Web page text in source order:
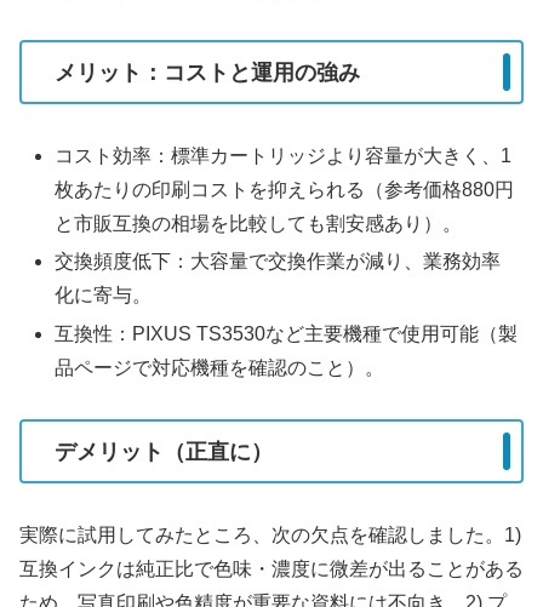
メリット：コストと運用の強み
コスト効率：標準カートリッジより容量が大きく、1
枚あたりの印刷コストを抑えられる（参考価格880円
と市販互換の相場を比較しても割安感あり）。
交換頻度低下：大容量で交換作業が減り、業務効率
化に寄与。
互換性：PIXUS TS3530など主要機種で使用可能（製
品ページで対応機種を確認のこと）。
デメリット（正直に）
実際に試用してみたところ、次の欠点を確認しました。1)
互換インクは純正比で色味・濃度に微差が出ることがある